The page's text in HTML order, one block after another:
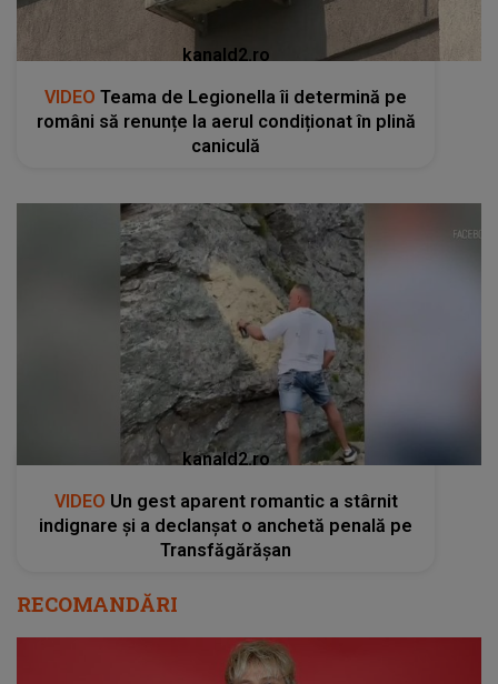
kanald2.ro
VIDEO Teama de Legionella îi determină pe
români să renunțe la aerul condiționat în plină
caniculă
kanald2.ro
VIDEO Un gest aparent romantic a stârnit
indignare și a declanșat o anchetă penală pe
Transfăgărășan
RECOMANDĂRI